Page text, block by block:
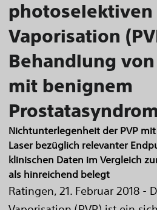
photoselektiven
Vaporisation
Behandlung
mit benignem
Nichtunterlegenheit der PVP
Laser bezüglich relevanter
klinischen Daten im Vergleich
als hinreichend belegt
Ratingen, 21. Februar 2018 -